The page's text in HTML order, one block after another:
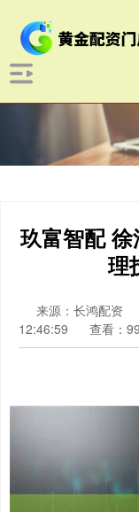
玖富智配
理
来源：长鸿配资
12:46:59
查看：99